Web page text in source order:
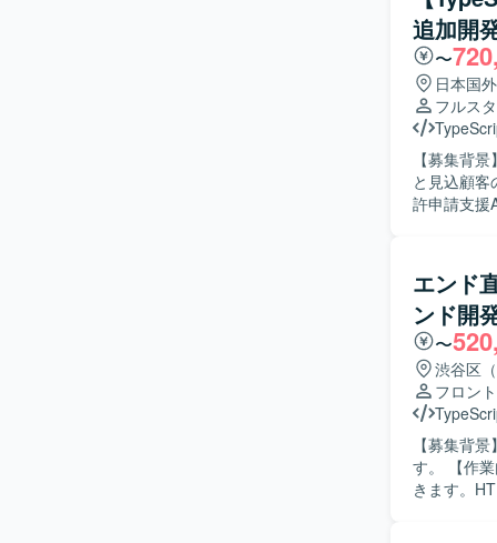
を巻き込
長に高い関
ジションの
る環境で
のAI開発
り組める点が大きな魅力です。
ンフラ/デ
Google
追加開
〜
日本国外
フルス
【募集背
と見込顧客の
許申請支援
ロジェク
る人物像】
し、改善
る方や、変
の魅力】
新の開発
知見を同時に習得で
/ Codex /
環境を想
エンド
ンド開
〜
渋谷区
フロン
【募集背
す。 【作業内容】 既存および新規Webサービスのフロントエンド開発・運用を担当していただ
きます。